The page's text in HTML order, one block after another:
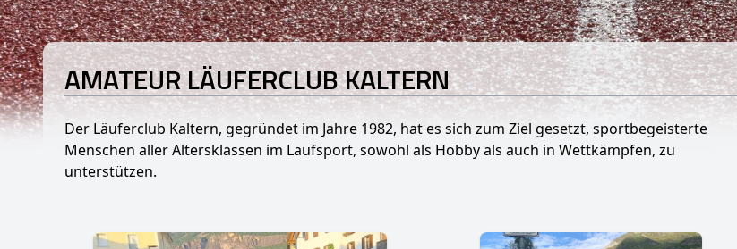
AMATEUR LÄUFERCLUB KALTERN
Der Läuferclub Kaltern, gegründet im Jahre 1982, hat es sich zum Ziel gesetzt, sportbegeisterte
Menschen aller Altersklassen im Laufsport, sowohl als Hobby als auch in Wettkämpfen, zu
unterstützen.